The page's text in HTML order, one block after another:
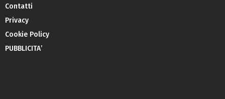
Contatti
Privacy
Cookie Policy
PUBBLICITA’